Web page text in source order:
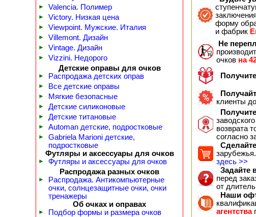
► Valencia. Полимер
► Victory. Низкая цена
► Viewpoint. Мужские. Италия
► Villemont. Дизайн
► Vintage. Дизайн
►
Vizzini. Недорого
Детские оправы для очков
► Распродажа детских оправ
► Все детские оправы
► Мягкие безопасные
► Детские силиконовые
► Детские титановые
► Automan детские, подростковые
►
Gabriela Marioni детские,
подростковые
Футляры и аксессуары для очков
►
Футляры и аксессуары для очков
Распродажа разных очков
►
Распродажа. Антикомпьютерные
очки, солнцезащитные очки, очки
тренажеры
Об очках и оправах
► Подбор формы и размера очков
форму
и фабрик
Не
очков на
клиенты
возврата
согласно
здесь >>
Задайте
перед
от
Наши
агентства